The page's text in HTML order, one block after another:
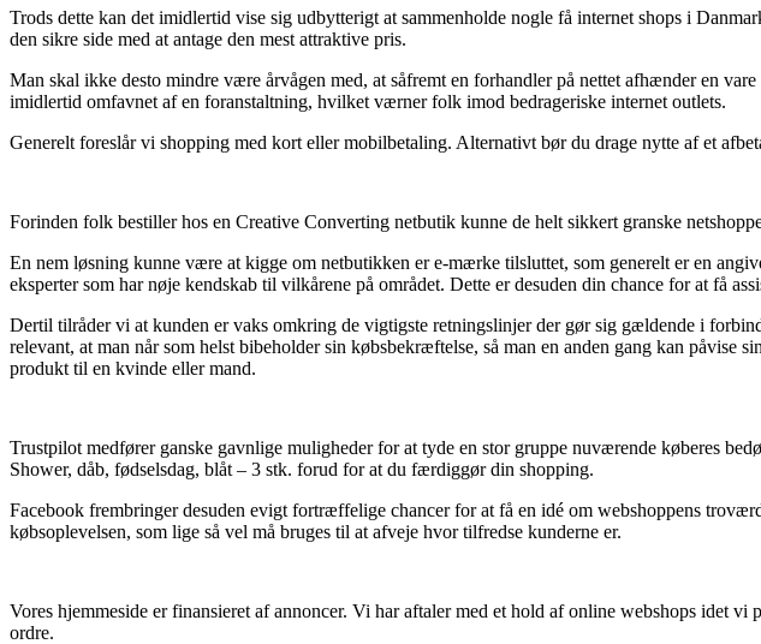
Trods dette kan det imidlertid vise sig udbytterigt at sammenholde nogle få internet shops i
den sikre side med at antage den mest attraktive pris.
Man skal ikke desto mindre være årvågen med, at såfremt en forhandler på nettet afhænder en
imidlertid omfavnet af en foranstaltning, hvilket værner folk imod bedrageriske internet outlets.
Generelt foreslår vi shopping med kort eller mobilbetaling. Alternativt bør du drage nytte af et
Forinden folk bestiller hos en Creative Converting netbutik kunne de helt sikkert granske
En nem løsning kunne være at kigge om netbutikken er e-mærke tilsluttet, som generelt er en
eksperter som har nøje kendskab til vilkårene på området. Dette er desuden din chance for at få
Dertil tilråder vi at kunden er vaks omkring de vigtigste retningslinjer der gør sig gældende i
relevant, at man når som helst bibeholder sin købsbekræftelse, så man en anden gang kan
produkt til en kvinde eller mand.
Trustpilot medfører ganske gavnlige muligheder for at tyde en stor gruppe nuværende køberes
Shower, dåb, fødselsdag, blåt – 3 stk. forud for at du færdiggør din shopping.
Facebook frembringer desuden evigt fortræffelige chancer for at få en idé om webshoppens
købsoplevelsen, som lige så vel må bruges til at afveje hvor tilfredse kunderne er.
Vores hjemmeside er finansieret af annoncer. Vi har aftaler med et hold af online webshops idet
ordre.